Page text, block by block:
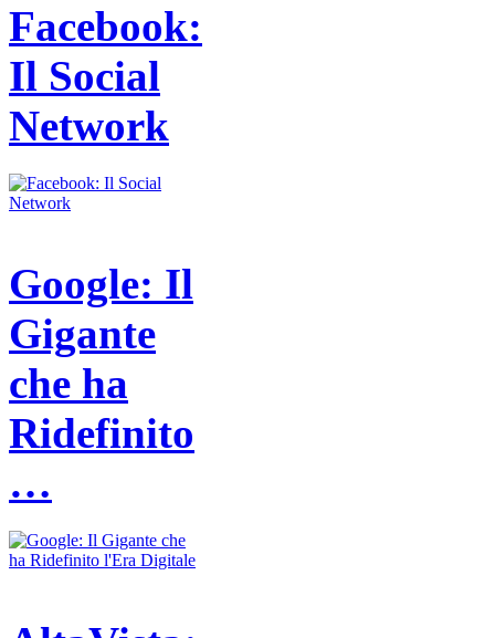
Facebook:
Il Social
Network
Google: Il
Gigante
che ha
Ridefinito
…